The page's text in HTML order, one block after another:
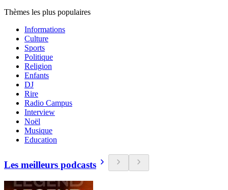
Thèmes les plus populaires
Informations
Culture
Sports
Politique
Religion
Enfants
DJ
Rire
Radio Campus
Interview
Noël
Musique
Education
Les meilleurs podcasts